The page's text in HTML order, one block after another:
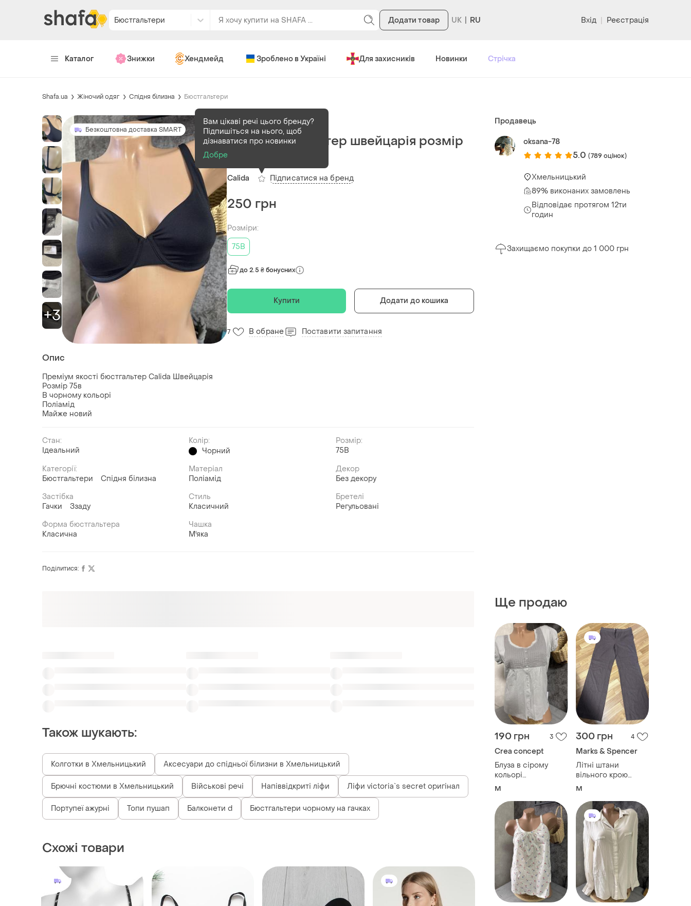
Бюстгальтери Додати товар RU Вхід | Реєстрація
Каталог Знижки Хендмейд Зроблено в Україні Для захисників Новинки Стрічка
Shafa.ua Жіночий одяг Спідня білизна Бюстгальтери
+3
Безкоштовна доставка SMART
В наявності1 шт
Calida бюстгальтер швейцарія розмір
Calida
Вам цікаві речі цього бренду?
Підпишіться на нього, щоб
дізнаватися про новинки
Добре
Підписатися на бренд
250 грн
Розміри:
75B
до 2.5 ₴ бонусних
Купити Додати до кошика
7 В обране Поставити запитання
Опис
Преміум якості бюстгальтер Calida Швейцарія
Розмір 75в
В чорному кольорі
Поліамід
Майже новий
Стан:
Ідеальний
Колір:
Чорний
Розмір:
75B
Категорії:
Бюстгальтери
Спідня білизна
Матеріал
Поліамід
Декор
Без декору
Застібка
Гачки
Ззаду
Стиль
Класичний
Бретелі
Регульовані
Форма бюстгальтера
Класична
Чашка
М'яка
Продавець
oksana-78
5.0 (789 оцінок)
Хмельницький
89% виконаних замовлень
Відповідає протягом 12ти
годин
Захищаємо покупки до 1 000 грн
Ще продаю
190 грн 3
Crea concept
Блуза в сірому
кольорі
100%бавовна
M
300 грн 4
Marks & Spencer
Літні штани
вільного крою
marks&spencer
M
Поділитися:
Схожі товари